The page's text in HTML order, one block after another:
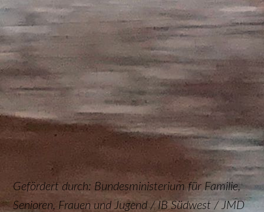
Gefördert durch: Bundesministerium für Familie,
Senioren, Frauen und Jugend / IB Südwest / JMD